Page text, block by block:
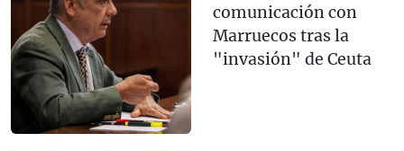
comunicación con
Marruecos tras la
"invasión" de Ceuta